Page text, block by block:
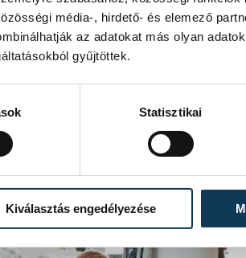
média-, hirdető- és elemező
az adatokat más olyan
gyűjtöttek.
Statisztikai
Kiválasztás engedélyezése